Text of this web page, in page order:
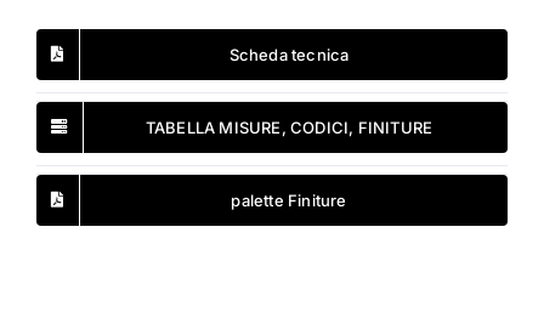
Scheda tecnica
TABELLA MISURE, CODICI, FINITURE
palette Finiture